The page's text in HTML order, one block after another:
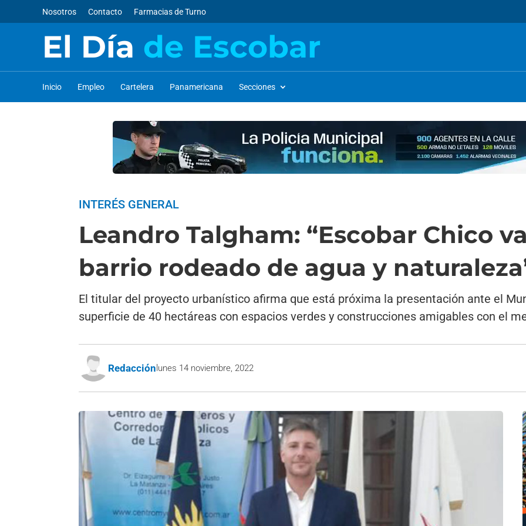
Nosotros Contacto Farmacias de Turno
El Día de Escobar
Inicio Empleo Cartelera Panamericana Secciones
INTERÉS GENERAL
Leandro Talgham: “Escobar Chico
barrio rodeado de agua y
El titular del proyecto urbanístico afirma que está próxima la presentación ante el
superficie de 40 hectáreas con espacios verdes y construcciones amigables con el
Redacción lunes 14 noviembre, 2022